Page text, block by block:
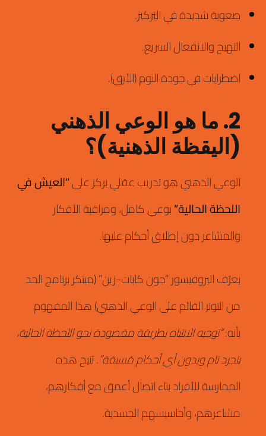
صعوبة شديدة في التركيز.
التهيج والانفعال السريع.
اضطرابات في جودة النوم (الأرق).
2. ما هو الوعي الذهني
(اليقظة الذهنية)؟
الوعي الذهني هو تدريب عقلي يركز على“العيش في
اللحظة الحالية”بوعي كامل، ومراقبة الأفكار
والمشاعر دون إطلاق أحكام عليها.
يعرّف البروفيسور “جون كابات-زين” (مبتكر برنامج الحد
من التوتر القائم على الوعي الذهني) هذا المفهوم
بأنه:“توجيه الانتباه بطريقة مقصودة نحو اللحظة الحالية،
بتجرد تام وبدون أي أحكام مُسبقة”تتيح هذه
الممارسة للأفراد بناء اتصال أعمق مع أفكارهم،
مشاعرهم، وأحاسيسهم الجسدية.